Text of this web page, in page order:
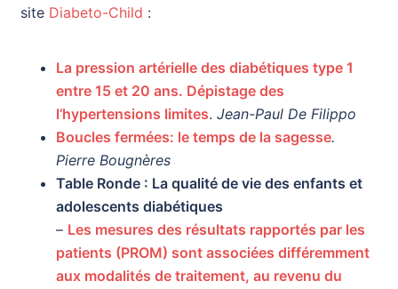
site Diabeto-Child :
La pression artérielle des diabétiques type 1
entre 15 et 20 ans. Dépistage des
l’hypertensions limites. Jean-Paul De Filippo
Boucles fermées: le temps de la sagesse.
Pierre Bougnères
Table Ronde : La qualité de vie des enfants et
adolescents diabétiques
– Les mesures des résultats rapportés par les
patients (PROM) sont associées différemment
aux modalités de traitement, au revenu du